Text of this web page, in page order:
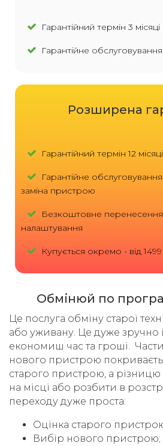
Гарантійний термін 3 місяці
Гарантійне
Розширена
Гарантійний термін 12
Гарантійне
заміна пристрою
Безкоштовне перенесення
налаштування
Купується окремо - від
Обмінюй по
Це послуга обміну старої
або уживану. Це дуже зручно і
економиш час та гроші.
нового пристрою
старого пристрою, а
на місці або розбити в
переходу дуже проста:
Оцінка старого
Вибір нового пристрою;